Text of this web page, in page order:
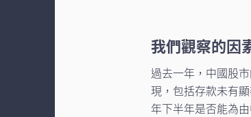
我們觀察的因
過去一年，中國股
現，包括存款未有
年下半年是否能為